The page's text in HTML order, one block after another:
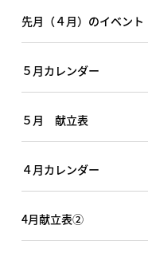
先月（４月）のイベント
５月カレンダー
５月 献立表
４月カレンダー
4月献立表②